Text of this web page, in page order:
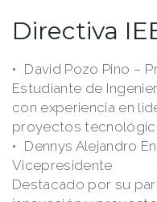
Directiva
David Pozo Pino –
Estudiante de
con experiencia en
proyectos
Dennys Alejandro
Vicepresidente
Destacado por su